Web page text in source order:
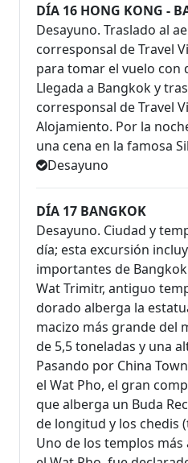
DÍA 16 HONG KONG -
Desayuno. Traslado al
corresponsal de Travel
para tomar el vuelo con
Llegada a Bangkok y
corresponsal de Travel
Alojamiento. Por la
una cena en la famosa
Desayuno
DÍA 17 BANGKOK
Desayuno. Ciudad y
día; esta excursión
importantes de
Wat Trimitr, antiguo
dorado alberga la
macizo más grande del
de 5,5 toneladas y una
Pasando por China
el Wat Pho, el gran
que alberga un Buda
de longitud y los chedis
Uno de los templos